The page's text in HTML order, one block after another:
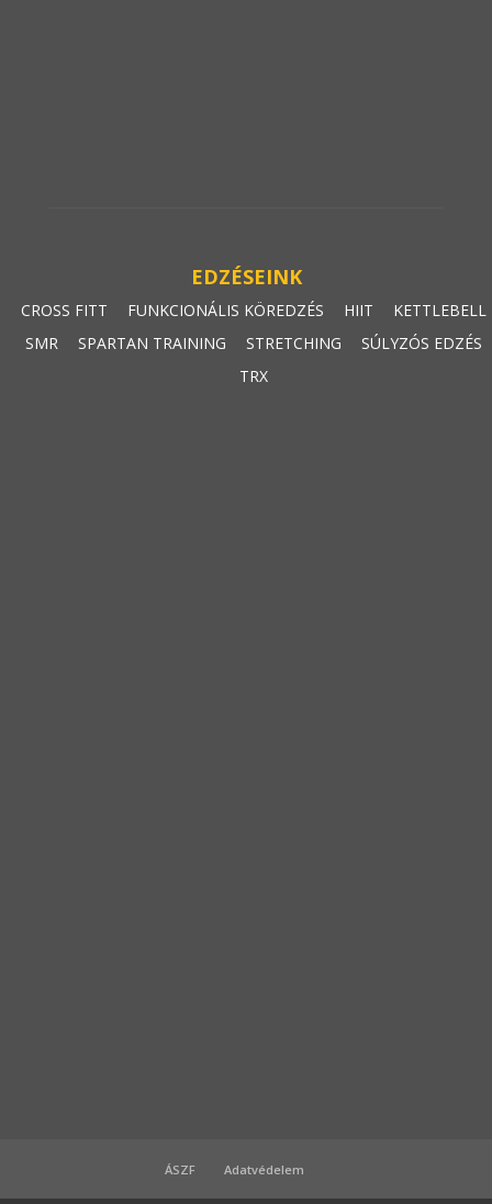
EDZÉSEINK
CROSS FITT FUNKCIONÁLIS KÖREDZÉS HIIT
KETTLEBELL
SMR
SPARTAN TRAINING STRETCHING
SÚLYZÓS EDZÉS
TRX
ÁSZF Adatvédelem